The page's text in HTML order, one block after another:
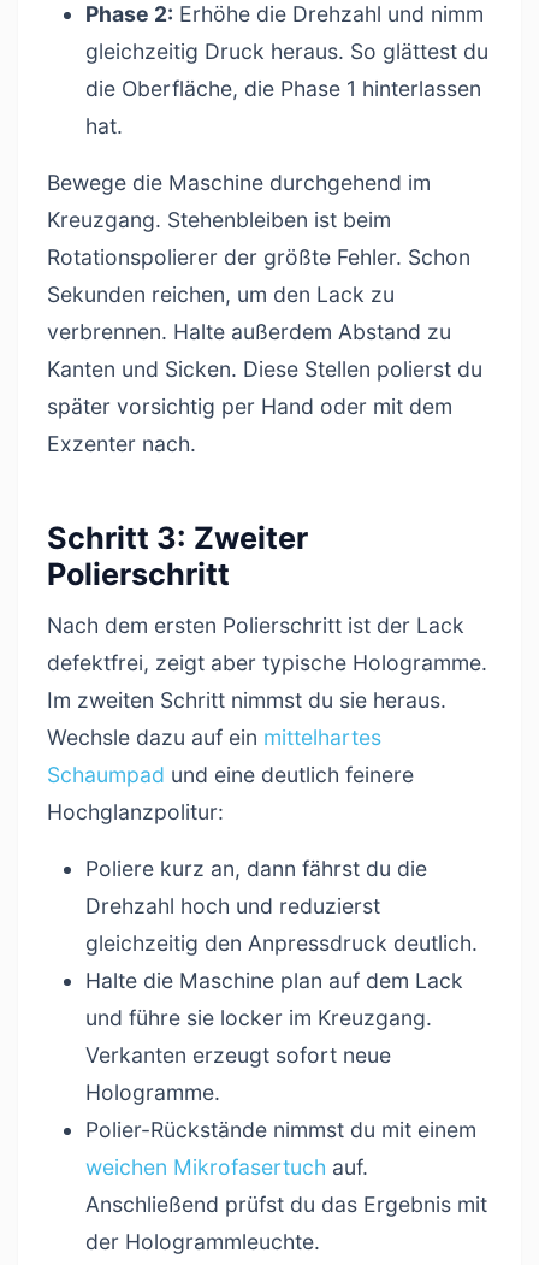
Phase 2: Erhöhe die Drehzahl und nimm
gleichzeitig Druck heraus. So glättest du
die Oberfläche, die Phase 1 hinterlassen
hat.
Bewege die Maschine durchgehend im
Kreuzgang. Stehenbleiben ist beim
Rotationspolierer der größte Fehler. Schon
Sekunden reichen, um den Lack zu
verbrennen. Halte außerdem Abstand zu
Kanten und Sicken. Diese Stellen polierst du
später vorsichtig per Hand oder mit dem
Exzenter nach.
Schritt 3: Zweiter
Polierschritt
Nach dem ersten Polierschritt ist der Lack
defektfrei, zeigt aber typische Hologramme.
Im zweiten Schritt nimmst du sie heraus.
Wechsle dazu auf ein mittelhartes
Schaumpad und eine deutlich feinere
Hochglanzpolitur:
Poliere kurz an, dann fährst du die
Drehzahl hoch und reduzierst
gleichzeitig den Anpressdruck deutlich.
Halte die Maschine plan auf dem Lack
und führe sie locker im Kreuzgang.
Verkanten erzeugt sofort neue
Hologramme.
Polier-Rückstände nimmst du mit einem
weichen Mikrofasertuch auf.
Anschließend prüfst du das Ergebnis mit
der Hologrammleuchte.